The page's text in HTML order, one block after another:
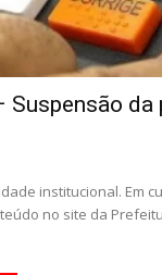
Suspensão
institucional. Em
no site da